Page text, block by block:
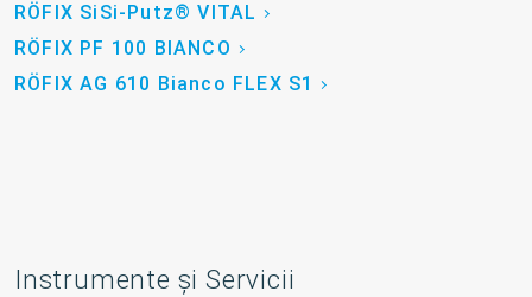
RÖFIX SiSi-Putz® VITAL
RÖFIX PF 100 BIANCO
RÖFIX AG 610 Bianco FLEX S1
Instrumente și Servicii